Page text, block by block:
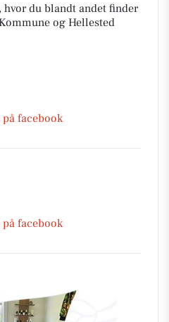
du blandt andet finder
og Hellested
på facebook
på facebook